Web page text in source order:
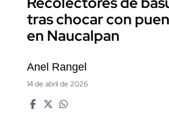
tras chocar con
en Naucalpan
Anel Rangel
14 de abril de 2026